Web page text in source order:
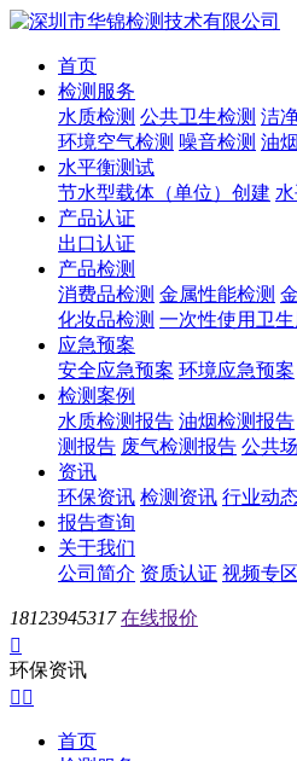
首页
检测服务
水质检测 公共卫生检测 洁
环境空气检测 噪音检测 油
水平衡测试
节水型载体（单位）创建
产品认证
出口认证
产品检测
消费品检测 金属性能检测
化妆品检测 一次性使用卫
应急预案
安全应急预案 环境应急预案
检测案例
水质检测报告 油烟检测报告
测报告 废气检测报告 公共
资讯
环保资讯 检测资讯 行业动
报告查询
关于我们
公司简介 资质认证 视频专区
18123945317 在线报价

环保资讯
 
首页